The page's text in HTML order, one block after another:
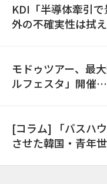
KDI「半導体牽引
外の不確実性は拭え
モドゥツアー、最
ルフェスタ」開催
[コラム] 「バスハ
させた韓国・青年